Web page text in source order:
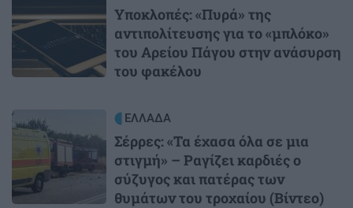
Υποκλοπές: «Πυρά» της
αντιπολίτευσης για το «μπλόκο»
του Αρείου Πάγου στην ανάσυρση
του φακέλου
Image ΕΛΛΑΔΑ
Σέρρες: «Τα έχασα όλα σε μια
στιγμή» – Ραγίζει καρδιές ο
σύζυγος και πατέρας των
θυμάτων του τροχαίου (Βίντεο)